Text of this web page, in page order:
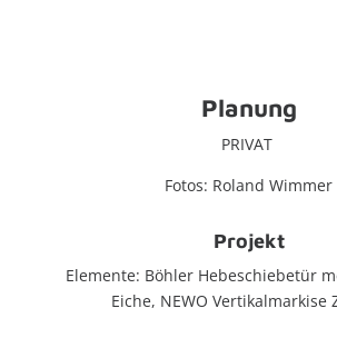
Planung
PRIVAT
Fotos: Roland Wimmer
Projekt
Elemente: Böhler Hebeschiebetür
Eiche, NEWO Vertikalmarkise